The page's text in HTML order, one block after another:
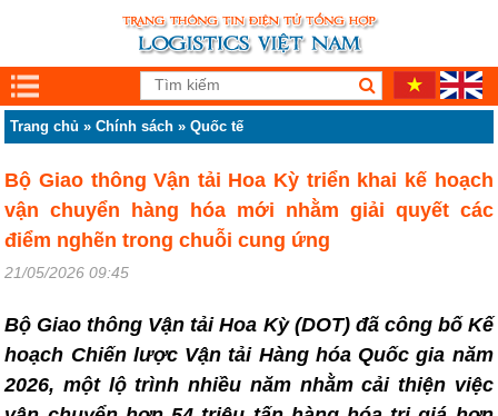
Trang chủ »Chính sách »Quốc tế
Bộ Giao thông Vận tải Hoa Kỳ triển khai kế hoạch
vận chuyển hàng hóa mới nhằm giải quyết các
điểm nghẽn trong chuỗi cung ứng
21/05/2026 09:45
Bộ Giao thông Vận tải Hoa Kỳ (DOT) đã công bố Kế
hoạch Chiến lược Vận tải Hàng hóa Quốc gia năm
2026, một lộ trình nhiều năm nhằm cải thiện việc